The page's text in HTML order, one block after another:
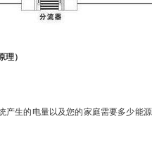
理）
生的电量以及您的家庭需要多少能